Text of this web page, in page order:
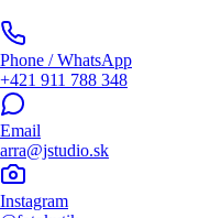
Phone / WhatsApp
+421 911 788 348
Email
arra@jstudio.sk
Instagram